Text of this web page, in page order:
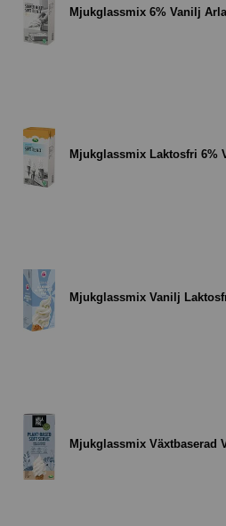
Mjukglassmix 6% Vanilj
Mjukglassmix Laktosfri 6%
Mjukglassmix Vanilj
Mjukglassmix Växtbaserad